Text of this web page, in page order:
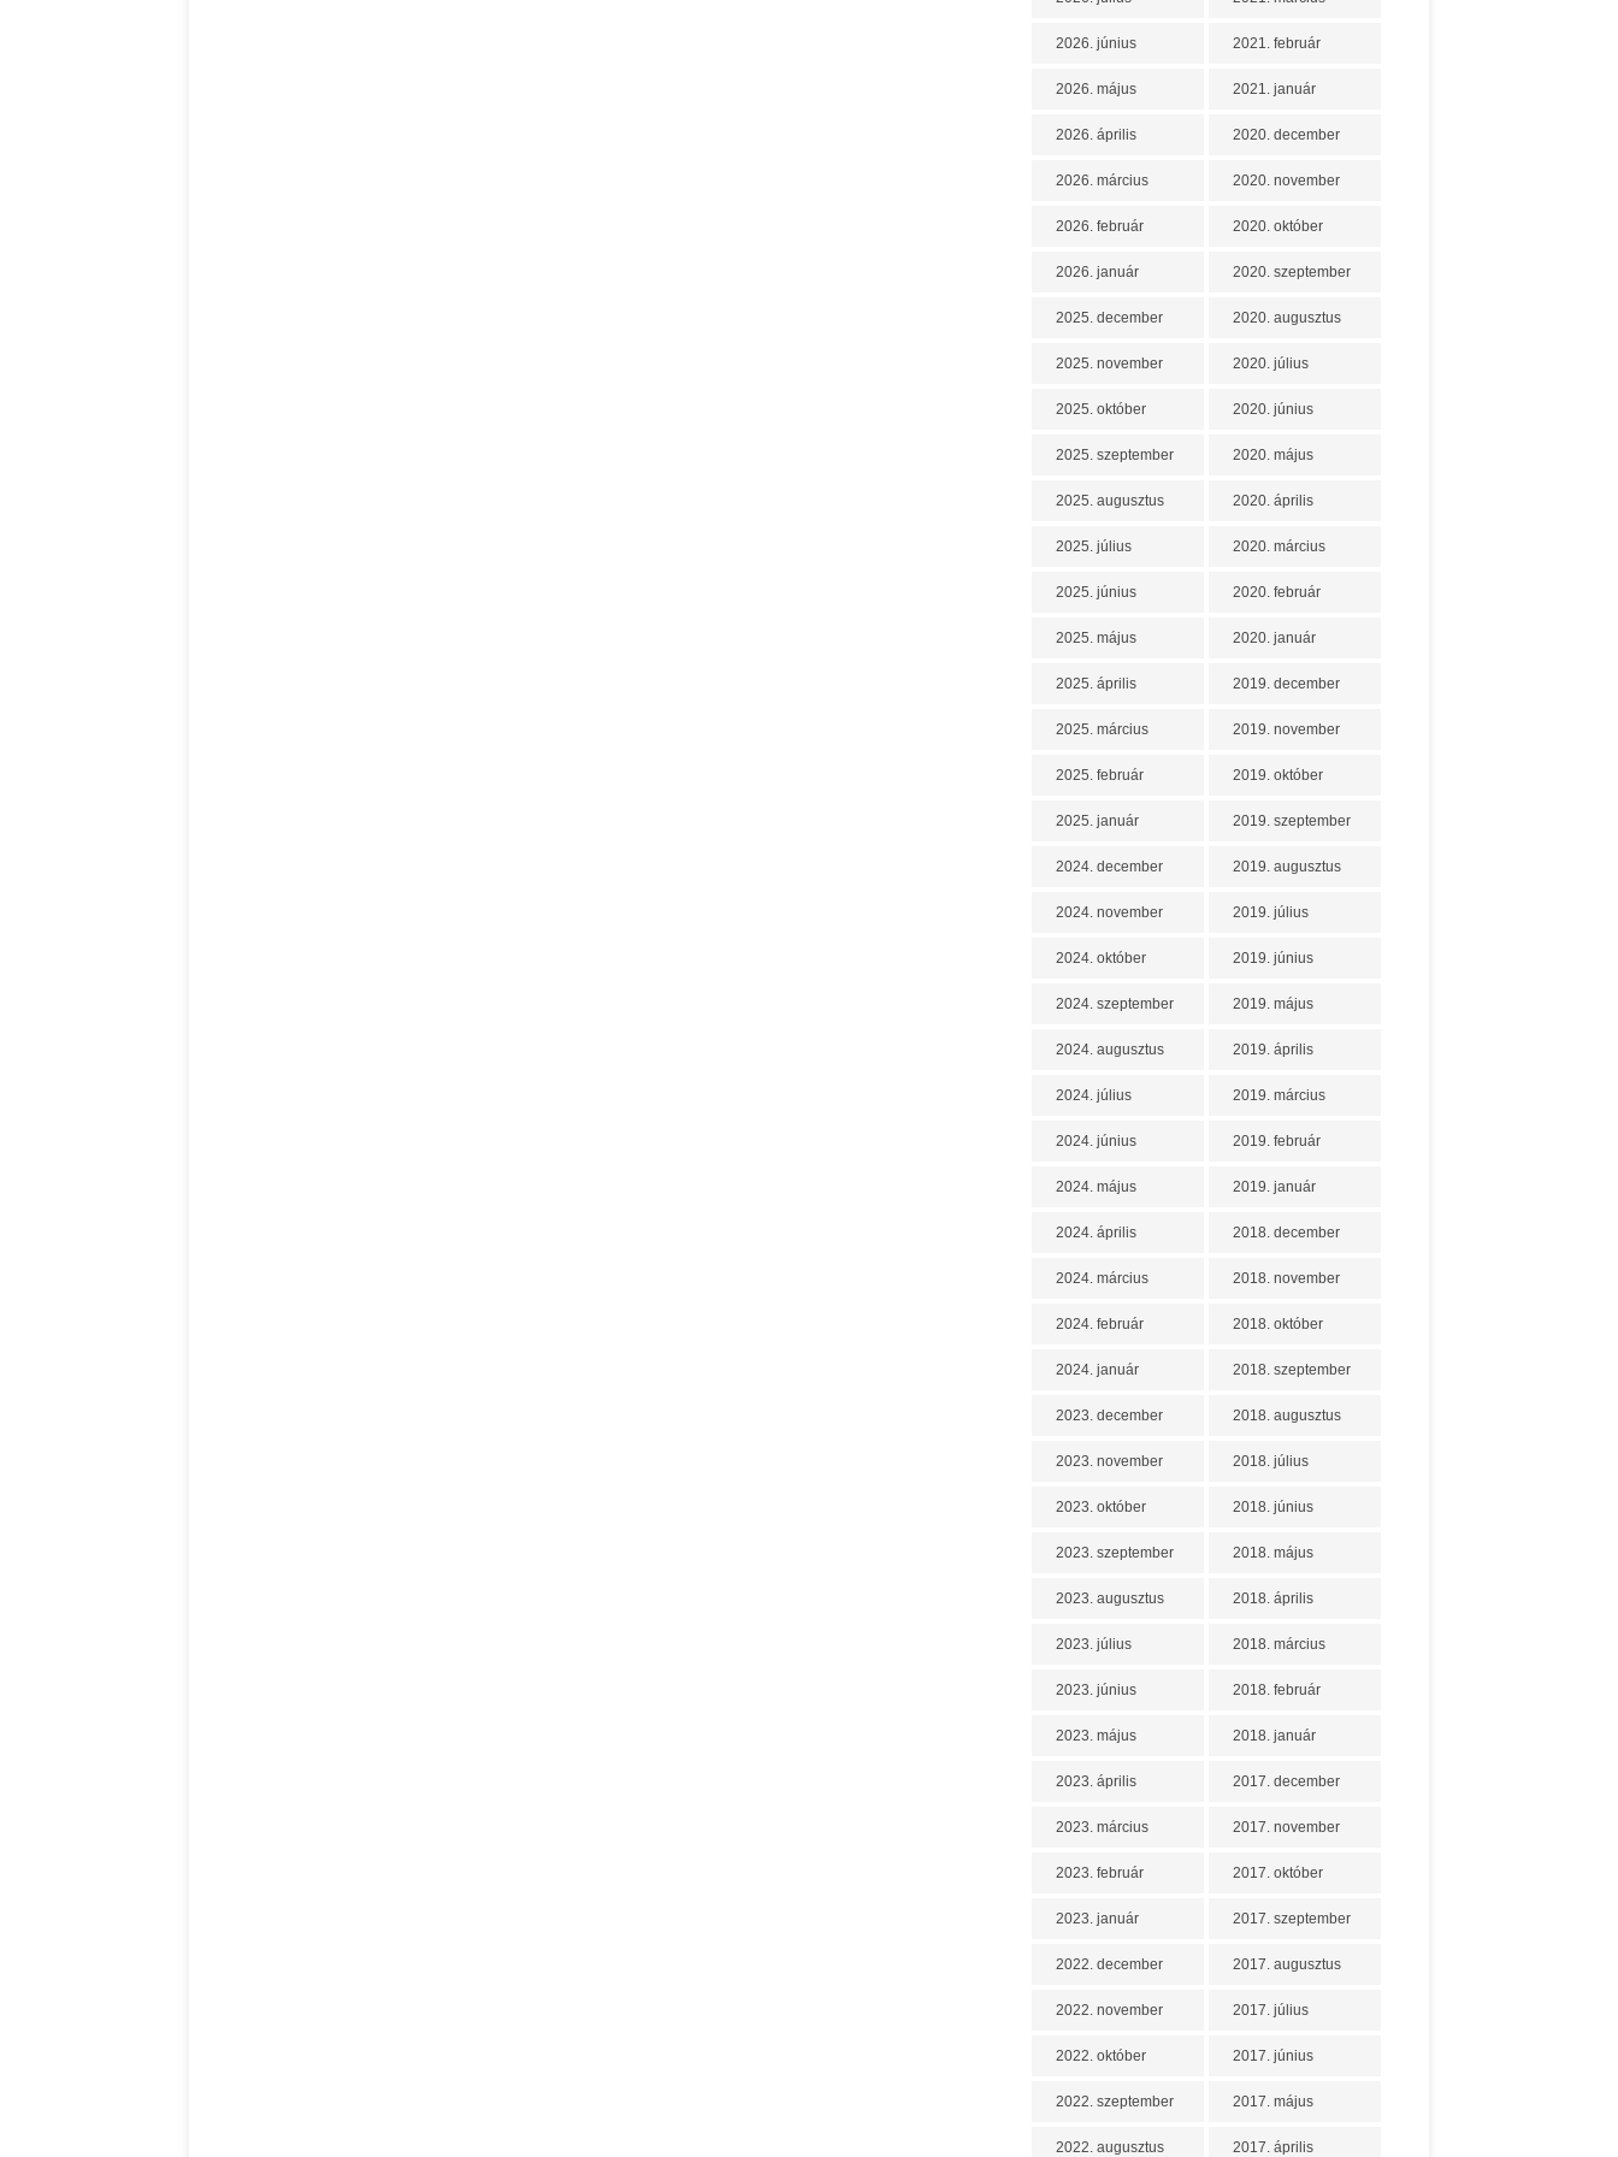
2026. június
2026. május
2026. április
2026. március
2026. február
2026. január
2025. december
2025. november
2025. október
2025. szeptember
2025. augusztus
2025. július
2025. június
2025. május
2025. április
2025. március
2025. február
2025. január
2024. december
2024. november
2024. október
2024. szeptember
2024. augusztus
2024. július
2024. június
2024. május
2024. április
2024. március
2024. február
2024. január
2023. december
2023. november
2023. október
2023. szeptember
2023. augusztus
2023. július
2023. június
2023. május
2023. április
2023. március
2023. február
2023. január
2022. december
2022. november
2022. október
2022. szeptember
2022. augusztus
2021. február
2021. január
2020. december
2020. november
2020. október
2020. szeptember
2020. augusztus
2020. július
2020. június
2020. május
2020. április
2020. március
2020. február
2020. január
2019. december
2019. november
2019. október
2019. szeptember
2019. augusztus
2019. július
2019. június
2019. május
2019. április
2019. március
2019. február
2019. január
2018. december
2018. november
2018. október
2018. szeptember
2018. augusztus
2018. július
2018. június
2018. május
2018. április
2018. március
2018. február
2018. január
2017. december
2017. november
2017. október
2017. szeptember
2017. augusztus
2017. július
2017. június
2017. május
2017. április